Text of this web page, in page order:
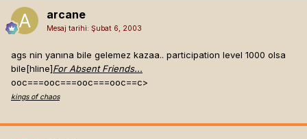
arcane
Mesaj tarihi: Şubat 6, 2003
ags nin yanına bile gelemez kazaa.. participation level 1000 olsa
bile[hline]For Absent Friends...
ooc===ooc===ooc===ooc==c>
kings of chaos